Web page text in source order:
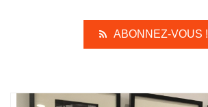
ABONNEZ-VOUS !